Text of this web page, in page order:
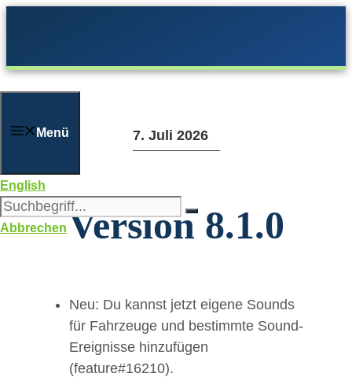
Menü
English
Abbrechen
7. Juli 2026
Version 8.1.0
Neu: Du kannst jetzt eigene Sounds
für Fahrzeuge und bestimmte Sound-
Ereignisse hinzufügen
(feature#16210).